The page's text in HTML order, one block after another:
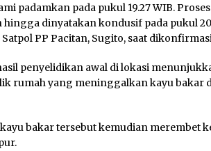
padamkan pada pukul 19.27 WIB.
dinyatakan kondusif pada pukul
PP Pacitan, Sugito, saat
penyelidikan awal di lokasi
rumah yang meninggalkan kayu bakar
bakar tersebut kemudian merembet